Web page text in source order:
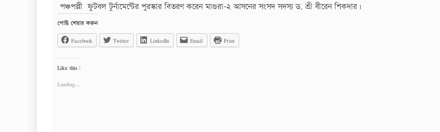
পঞ্চপল্লী ফুটবল টুর্নামেন্টের পুরস্কার বিতরণ করেন মাগুরা-২ আসনের সংসদ সদস্য ড. শ্রী বীরেন শিকদার।
পোষ্ট শেয়ার করুন
Facebook
Twitter LinkedIn Email Print
Like this:
Loading...